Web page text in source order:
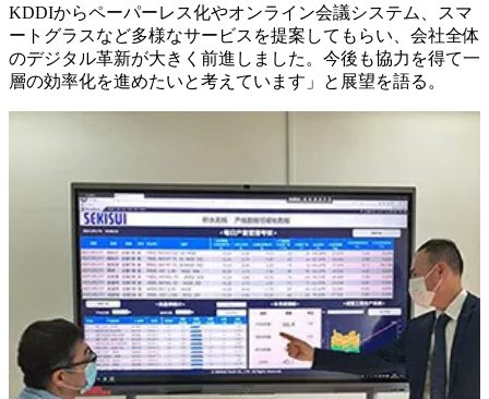
KDDIからペーパーレス化やオンライン会議システム、スマ
ートグラスなど多様なサービスを提案してもらい、会社全体
のデジタル革新が大きく前進しました。今後も協力を得て一
層の効率化を進めたいと考えています」と展望を語る。